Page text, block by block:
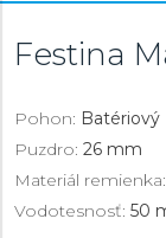
Festina
Pohon: Batériový
Puzdro: 26 mm
Materiál remienka:
Vodotesnosť: 50